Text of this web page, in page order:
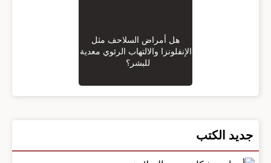
هل أمراض السلاحف مثل
الإنفلونزا والالتهاب الرئوي معدية
للبشر؟
جديد الكتب